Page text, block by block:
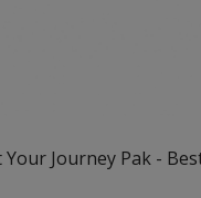
Your Journey Pak -